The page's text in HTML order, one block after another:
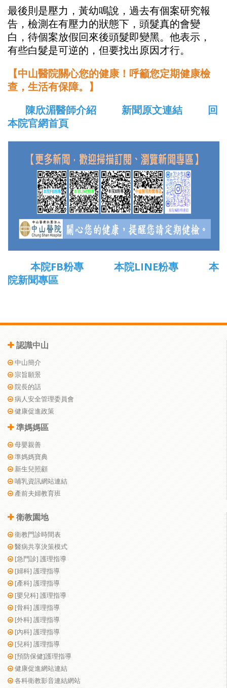
最後則是壓力，黃幼鳴說，過去有個案研究報
告，檢測在有壓力的狀態下，頭髮真的會變
白，待個案放假回來後頭髮即變黑。他表示，
有些白髮是可逆的，但要找出原因才行。
【中山醫院關心您的健康！呼籲您定期健康檢
查，生活有保障。】
陳欣湄醫師介紹
新聞原文連結
回
本院官網首頁
本院FB粉專 本院LINE粉專
本
院新聞專區
認識中山
中山簡介
宗旨願景
院長的話
病人安全管理委員會
健康促進政策
準媽媽區
母嬰親善
準媽媽寶典
新生兒照顧
哺乳資訊網站連結
產前夫婦教育班
衛教園地
衛教門診時間表
醫病共享決策模式
[急門診] 護理指導
[婦科] 護理指導
[產科] 護理指導
[嬰兒科] 護理指導
[骨科] 護理指導
[外科] 護理指導
[內科] 護理指導
[兒科] 護理指導
[預防保健]護理指導
健康促進網站連結
各科衛教影音連結網站